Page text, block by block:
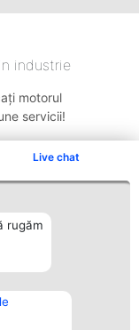
Live chat
rugăm
industrie
motorul
servicii!
Contact